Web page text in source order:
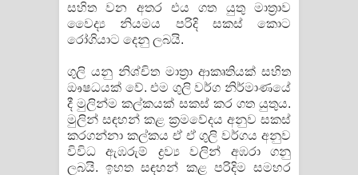
සහිත වන අතර එය ගත යුතු මාත්‍රාව
වෛද්‍ය නියමය පරිදි සකස් කොට
රෝගියාට දෙනු ලබයි.
ගුලි යනු නිශ්චිත මාත්‍රා ආකෘතියක් සහිත
ඖෂධයක් වේ. එම ගුලි වර්ග නිර්මාණයේ
දී මුලින්ම කල්කයක් සකස් කර ගත යුතුය.
මුලින් සඳහන් කළ ක්‍රමවේදය අනුව සකස්
කරගන්නා කල්කය ඒ ඒ ගුලි වර්ගය අනුව
විවිධ ඇඹරුම් ද්‍රව්‍ය වලින් අඹරා ගනු
ලබයි. ඉහත සඳහන් කළ පරිදිම සමහර